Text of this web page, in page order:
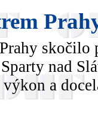
skočilo
nad
a